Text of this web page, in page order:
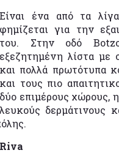
Είναι ένα από τα
φημίζεται για την
του. Στην οδό
εξεζητημένη λίστα με
και πολλά πρωτότυπα
και τους πιο
δύο επιμέρους χώρους,
λευκούς δερμάτινους
Riva